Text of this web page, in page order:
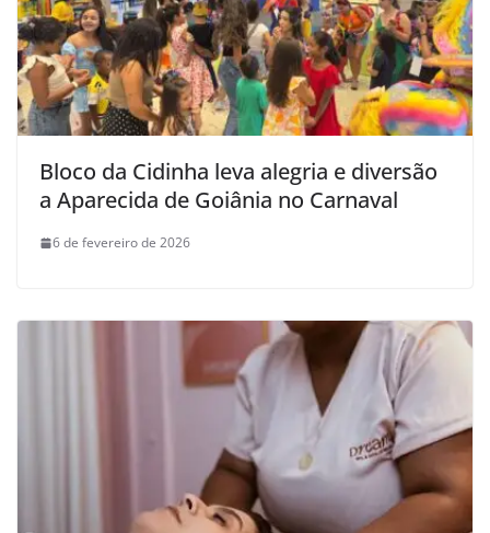
Bloco da Cidinha leva alegria e diversão
a Aparecida de Goiânia no Carnaval
6 de fevereiro de 2026